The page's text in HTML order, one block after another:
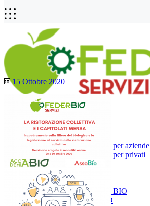
Servizi
Accademia Bio
Catalogo corsi per aziende
Catalogo corsi per privati
Filiere Bio
Innovazione Bio
Mondo Bio
Sportello Accademia BIO
Sportello Mense BIO
15 Ottobre 2020